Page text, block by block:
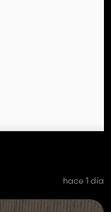
hace 1 día